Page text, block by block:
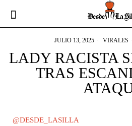
JULIO 13, 2025 VIRALES
LADY RACISTA
TRAS
@DESDE_LASILLA